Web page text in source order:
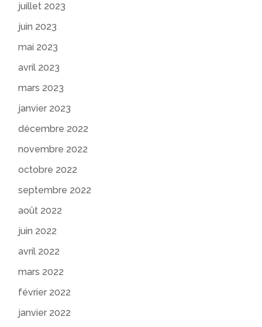
juillet 2023
juin 2023
mai 2023
avril 2023
mars 2023
janvier 2023
décembre 2022
novembre 2022
octobre 2022
septembre 2022
août 2022
juin 2022
avril 2022
mars 2022
février 2022
janvier 2022